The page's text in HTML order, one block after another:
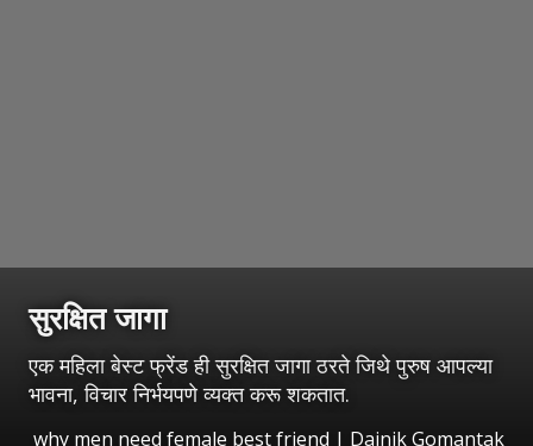
सुरक्षित जागा
एक महिला बेस्ट फ्रेंड ही सुरक्षित जागा ठरते जिथे पुरुष आपल्या
भावना, विचार निर्भयपणे व्यक्त करू शकतात.
why men need female best friend | Dainik Gomantak